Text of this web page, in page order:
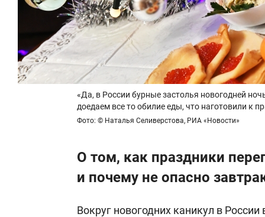
«Да, в России бурные застолья новогодней
доедаем все то обилие еды, что наготовили к
Фото: © Наталья Селиверстова, РИА «Новости»
О том, как праздники
и почему не опасно
Вокруг новогодних каникул в